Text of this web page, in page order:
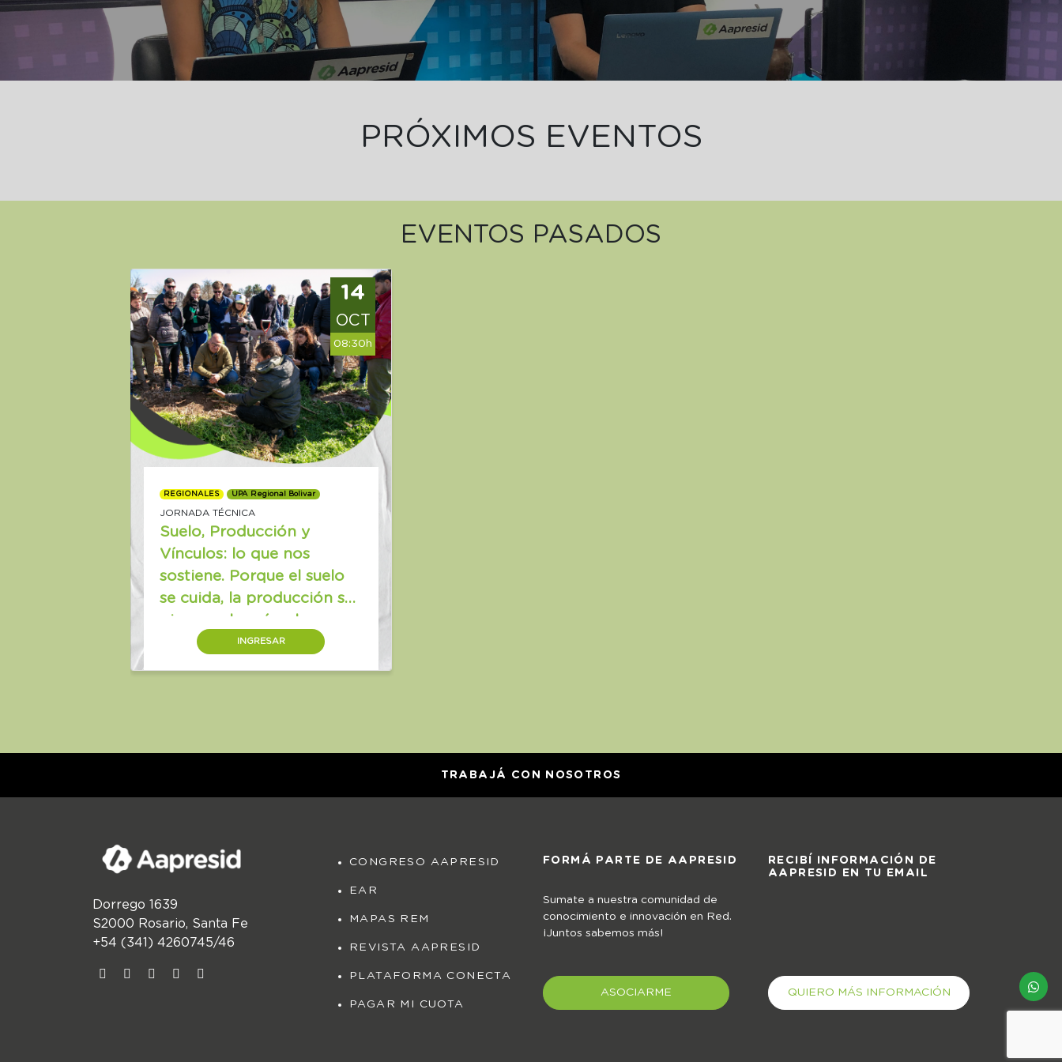
PRÓXIMOS EVENTOS
EVENTOS PASADOS
14
OCT
08:30h
REGIONALES UPA Regional Bolivar
JORNADA TÉCNICA
Suelo, Producción y
Vínculos: lo que nos
sostiene. Porque el suelo
se cuida, la producción se
piensa, y los vínculos se
cultivan.
INGRESAR
TRABAJÁ CON NOSOTROS
Dorrego 1639
S2000 Rosario, Santa Fe
+54 (341) 4260745/46
CONGRESO AAPRESID
EAR
MAPAS REM
REVISTA AAPRESID
PLATAFORMA CONECTA
PAGAR MI CUOTA
FORMÁ PARTE DE AAPRESID
Sumate a nuestra comunidad de
conocimiento e innovación en Red.
¡Juntos sabemos más!
ASOCIARME
RECIBÍ INFORMACIÓN DE
AAPRESID EN TU EMAIL
QUIERO MÁS INFORMACIÓN